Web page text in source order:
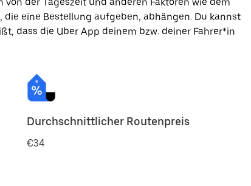
eine Bestellung aufgeben, abhängen. Du kannst
dass die Uber App deinem bzw. deiner Fahrer*in
Durchschnittlicher Routenpreis
€34